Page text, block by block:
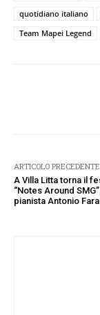
quotidiano italiano
Team Mapei Legend
ARTICOLO PRECEDENTE
A Villa Litta torna il
“Notes Around
pianista Antonio